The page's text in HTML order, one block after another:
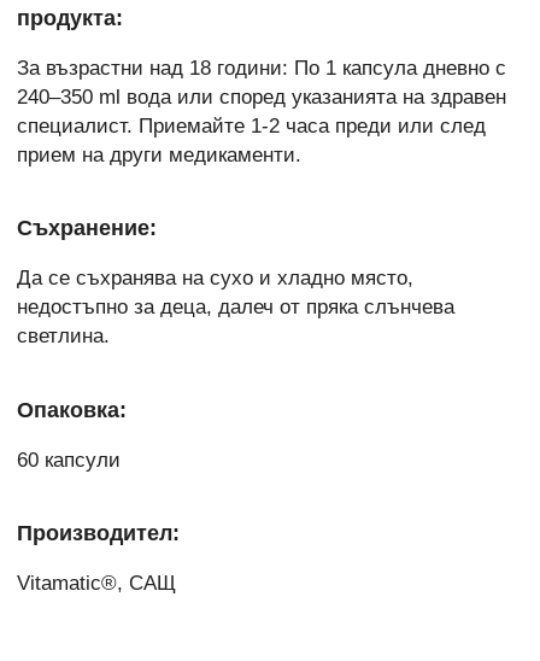
продукта:
За възрастни над 18 години: По 1 капсула дневно с
240–350 ml вода или според указанията на здравен
специалист. Приемайте 1-2 часа преди или след
прием на други медикаменти.
Съхранение:
Да се съхранява на сухо и хладно място,
недостъпно за деца, далеч от пряка слънчева
светлина.
Опаковка:
60 капсули
Производител:
Vitamatic®, САЩ